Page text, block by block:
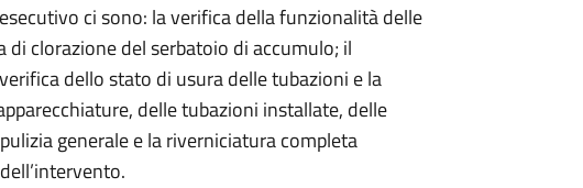
ci sono: la verifica della funzionalità delle
clorazione del serbatoio di accumulo; il
dello stato di usura delle tubazioni e la
delle tubazioni installate, delle
generale e la riverniciatura completa